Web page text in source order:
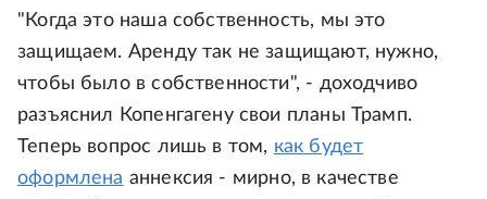
"Когда это наша собственность, мы это
защищаем. Аренду так не защищают, нужно,
чтобы было в собственности", - доходчиво
разъяснил Копенгагену свои планы Трамп.
Теперь вопрос лишь в том, как будет
оформлена аннексия - мирно, в качестве